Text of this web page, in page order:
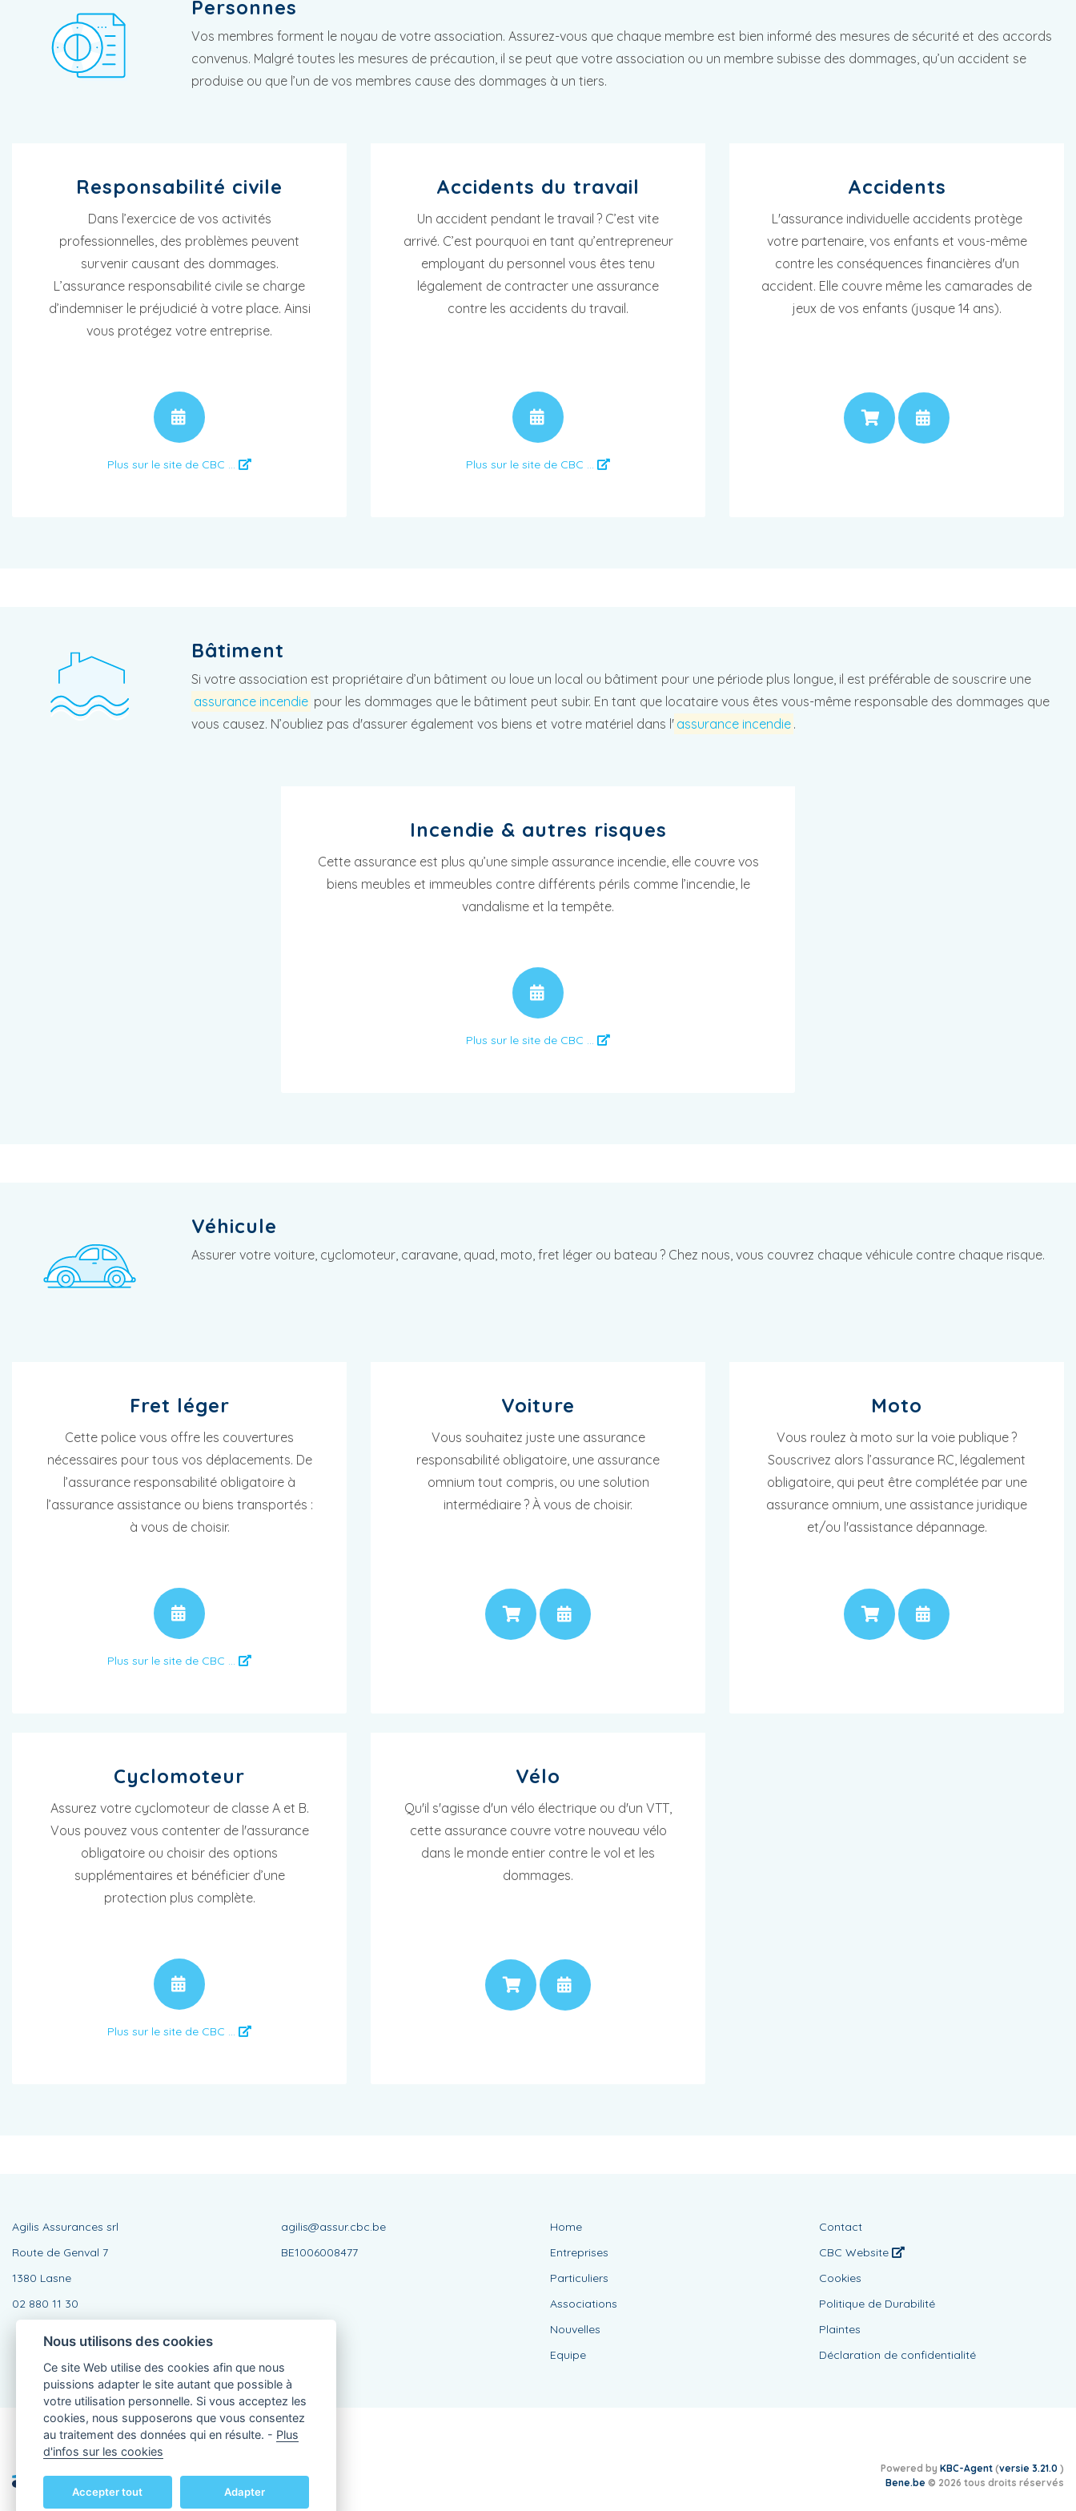
Personnes
Vos membres forment le noyau de votre association. Assurez-vous que chaque membre est bien informé des mesures de sécurité et des accords
convenus. Malgré toutes les mesures de précaution, il se peut que votre association ou un membre subisse des dommages, qu’un accident se
produise ou que l’un de vos membres cause des dommages à un tiers.
Responsabilité civile
Dans l’exercice de vos activités
professionnelles, des problèmes peuvent
survenir causant des dommages.
L’assurance responsabilité civile se charge
d’indemniser le préjudicié à votre place. Ainsi
vous protégez votre entreprise.
Plus sur le site de CBC ...
Accidents du travail
Un accident pendant le travail ? C’est vite
arrivé. C’est pourquoi en tant qu’entrepreneur
employant du personnel vous êtes tenu
légalement de contracter une assurance
contre les accidents du travail.
Plus sur le site de CBC ...
Accidents
L'assurance individuelle accidents protège
votre partenaire, vos enfants et vous-même
contre les conséquences financières d'un
accident. Elle couvre même les camarades de
jeux de vos enfants (jusque 14 ans).
PRIX
Bâtiment
Si votre association est propriétaire d’un bâtiment ou loue un local ou bâtiment pour une période plus longue, il est préférable de souscrire une
assurance incendie pour les dommages que le bâtiment peut subir. En tant que locataire vous êtes vous-même responsable des dommages que
vous causez. N’oubliez pas d'assurer également vos biens et votre matériel dans l' assurance incendie .
Incendie & autres risques
Cette assurance est plus qu’une simple assurance incendie, elle couvre vos
biens meubles et immeubles contre différents périls comme l’incendie, le
vandalisme et la tempête.
Plus sur le site de CBC ...
Véhicule
Assurer votre voiture, cyclomoteur, caravane, quad, moto, fret léger ou bateau ? Chez nous, vous couvrez chaque véhicule contre chaque risque.
Fret léger
Cette police vous offre les couvertures
nécessaires pour tous vos déplacements. De
l’assurance responsabilité obligatoire à
l’assurance assistance ou biens transportés :
à vous de choisir.
Plus sur le site de CBC ...
Voiture
Vous souhaitez juste une assurance
responsabilité obligatoire, une assurance
omnium tout compris, ou une solution
intermédiaire ? À vous de choisir.
PRIX
Moto
Vous roulez à moto sur la voie publique ?
Souscrivez alors l’assurance RC, légalement
obligatoire, qui peut être complétée par une
assurance omnium, une assistance juridique
et/ou l'assistance dépannage.
PRIX
Cyclomoteur
Assurez votre cyclomoteur de classe A et B.
Vous pouvez vous contenter de l'assurance
obligatoire ou choisir des options
supplémentaires et bénéficier d’une
protection plus complète.
Plus sur le site de CBC ...
Vélo
Qu'il s'agisse d'un vélo électrique ou d'un VTT,
cette assurance couvre votre nouveau vélo
dans le monde entier contre le vol et les
dommages.
PRIX
Agilis Assurances srl
Route de Genval 7
1380 Lasne
02 880 11 30
agilis@assur.cbc.be
BE1006008477
Home
Entreprises
Particuliers
Associations
Nouvelles
Equipe
Contact
CBC Website
Cookies
Politique de Durabilité
Plaintes
Déclaration de confidentialité
Agent lié, BE1006008477
de KBC Assurances sa
Professor Roger Van Overstraetenplein 2
3000 Louvain - Belgique
TVA BE 0403.552.563 - RPR Louvain
Powered by KBC-Agent (versie 3.21.0 )
Bene.be © 2026 tous droits réservés
Nous utilisons des cookies
Ce site Web utilise des cookies afin que nous
puissions adapter le site autant que possible à
votre utilisation personnelle. Si vous acceptez les
cookies, nous supposerons que vous consentez
au traitement des données qui en résulte. - Plus
d'infos sur les cookies
Accepter tout Adapter